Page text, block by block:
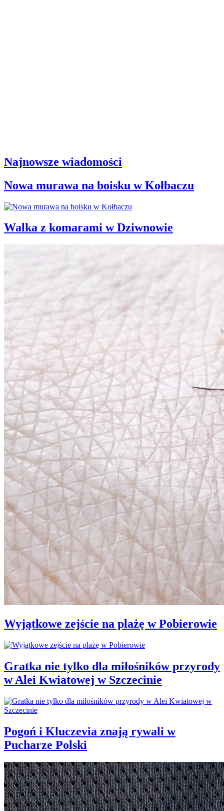
Najnowsze wiadomości
Nowa murawa na boisku w Kołbaczu
Walka z komarami w Dziwnowie
Wyjątkowe zejście na plażę w Pobierowie
Gratka nie tylko dla miłośników przyrody
w Alei Kwiatowej w Szczecinie
Pogoń i Kluczevia znają rywali w
Pucharze Polski